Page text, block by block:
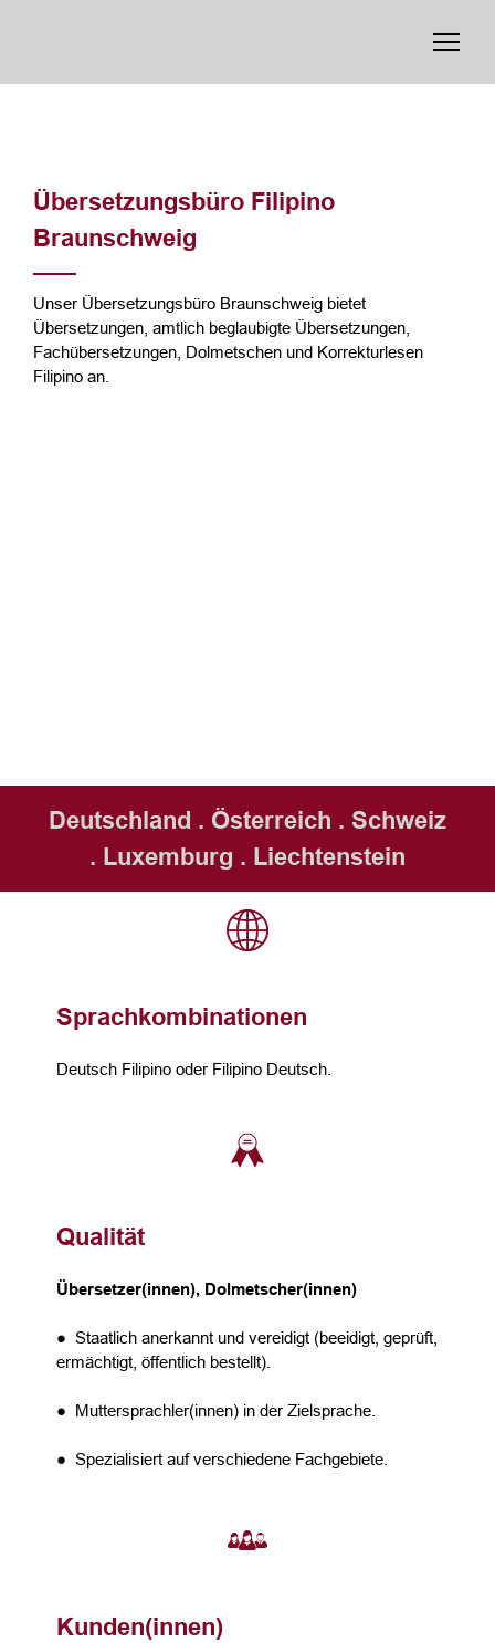
Übersetzungsbüro Filipino
Braunschweig
Unser Übersetzungsbüro Braunschweig bietet
Übersetzungen, amtlich beglaubigte Übersetzungen,
Fachübersetzungen, Dolmetschen und Korrekturlesen
Filipino an.
Deutschland . Österreich . Schweiz
. Luxemburg . Liechtenstein
Sprachkombinationen
Deutsch Filipino oder Filipino Deutsch.
Qualität
Übersetzer(innen), Dolmetscher(innen)
● Staatlich anerkannt und vereidigt (beeidigt, geprüft,
ermächtigt, öffentlich bestellt).
● Muttersprachler(innen) in der Zielsprache.
● Spezialisiert auf verschiedene Fachgebiete.
Kunden(innen)